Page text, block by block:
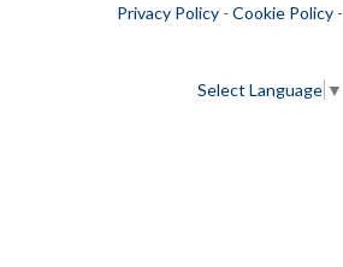
Privacy Policy - Cookie Policy -
Select Language ▼